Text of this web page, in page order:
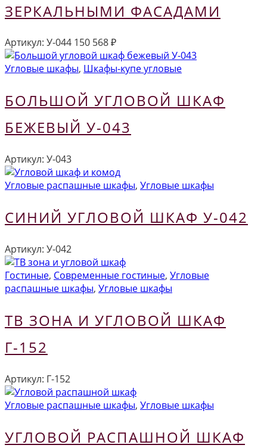
ЗЕРКАЛЬНЫМИ ФАСАДАМИ
Артикул: У-044 150 568₽
Угловые шкафы, Шкафы-купе угловые
БОЛЬШОЙ УГЛОВОЙ ШКАФ
БЕЖЕВЫЙ У-043
Артикул: У-043
Угловые распашные шкафы, Угловые шкафы
СИНИЙ УГЛОВОЙ ШКАФ У-042
Артикул: У-042
Гостиные, Современные гостиные, Угловые
распашные шкафы, Угловые шкафы
ТВ ЗОНА И УГЛОВОЙ ШКАФ
Г-152
Артикул: Г-152
Угловые распашные шкафы, Угловые шкафы
УГЛОВОЙ РАСПАШНОЙ ШКАФ